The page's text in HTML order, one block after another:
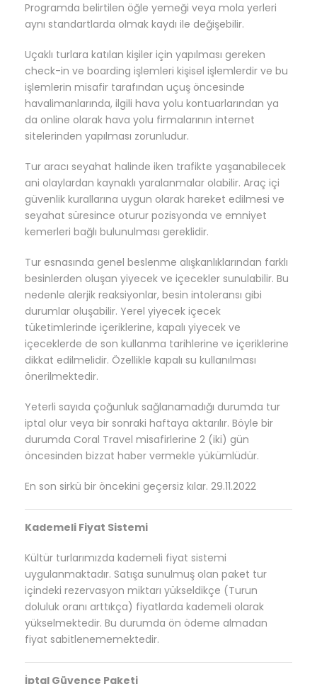
Programda belirtilen öğle yemeği veya mola yerleri
aynı standartlarda olmak kaydı ile değişebilir.
Uçaklı turlara katılan kişiler için yapılması gereken
check-in ve boarding işlemleri kişisel işlemlerdir ve bu
işlemlerin misafir tarafından uçuş öncesinde
havalimanlarında, ilgili hava yolu kontuarlarından ya
da online olarak hava yolu firmalarının internet
sitelerinden yapılması zorunludur.
Tur aracı seyahat halinde iken trafikte yaşanabilecek
ani olaylardan kaynaklı yaralanmalar olabilir. Araç içi
güvenlik kurallarına uygun olarak hareket edilmesi ve
seyahat süresince oturur pozisyonda ve emniyet
kemerleri bağlı bulunulması gereklidir.
Tur esnasında genel beslenme alışkanlıklarından farklı
besinlerden oluşan yiyecek ve içecekler sunulabilir. Bu
nedenle alerjik reaksiyonlar, besin intoleransı gibi
durumlar oluşabilir. Yerel yiyecek içecek
tüketimlerinde içeriklerine, kapalı yiyecek ve
içeceklerde de son kullanma tarihlerine ve içeriklerine
dikkat edilmelidir. Özellikle kapalı su kullanılması
önerilmektedir.
Yeterli sayıda çoğunluk sağlanamadığı durumda tur
iptal olur veya bir sonraki haftaya aktarılır. Böyle bir
durumda Coral Travel misafirlerine 2 (iki) gün
öncesinden bizzat haber vermekle yükümlüdür.
En son sirkü bir öncekini geçersiz kılar. 29.11.2022
Kademeli Fiyat Sistemi
Kültür turlarımızda kademeli fiyat sistemi
uygulanmaktadır. Satışa sunulmuş olan paket tur
içindeki rezervasyon miktarı yükseldikçe (Turun
doluluk oranı arttıkça) fiyatlarda kademeli olarak
yükselmektedir. Bu durumda ön ödeme almadan
fiyat sabitlenememektedir.
İptal Güvence Paketi